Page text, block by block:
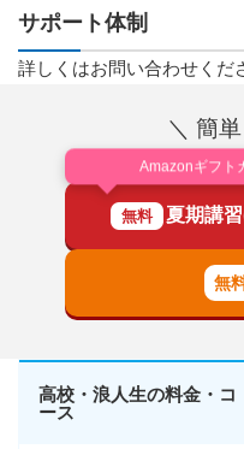
サポート体制
詳しくはお問い合わせくだ
＼ 簡単
Amazonギフト
無料 夏期講
高校・浪人生の料金・コ
ース